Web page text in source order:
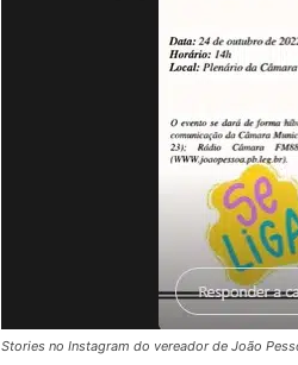
Stories no Instagram do vereador de João